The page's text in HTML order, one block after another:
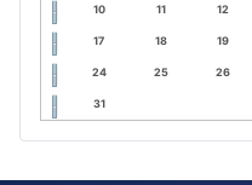
10 11 12
17 18 19
24 25 26
31